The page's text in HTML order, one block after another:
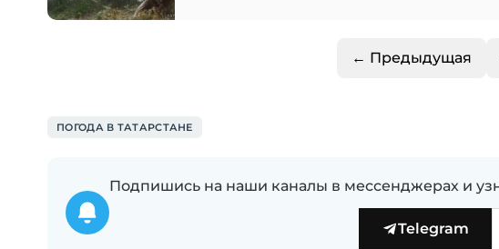
← Предыдущая
ПОГОДА В ТАТАРСТАНЕ
Подпишись на наши каналы в мессенджерах и
Telegram